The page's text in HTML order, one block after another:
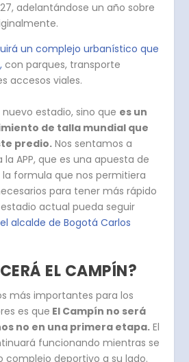
adelantándose un año sobre
un complejo urbanístico que
con parques, transporte
accesos viales.
nuevo estadio, sino que es un
de talla mundial que
predio. Nos sentamos a
APP, que es una apuesta de
formula que nos permitiera
para tener más rápido
actual pueda seguir
alcalde de Bogotá Carlos
EL CAMPÍN?
más importantes para los
es que El Campín no será
no en una primera etapa. El
funcionando mientras se
complejo deportivo a su lado.